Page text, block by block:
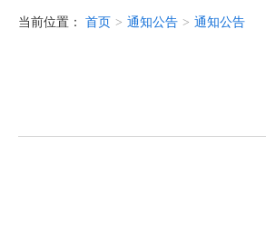
当前位置： 首页 > 通知公告 > 通知公告